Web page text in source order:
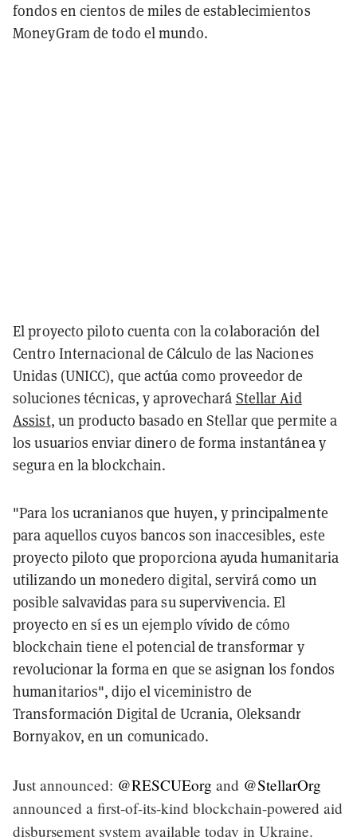
fondos en cientos de miles de establecimientos
MoneyGram de todo el mundo.
El proyecto piloto cuenta con la colaboración del
Centro Internacional de Cálculo de las Naciones
Unidas (UNICC), que actúa como proveedor de
soluciones técnicas, y aprovechará Stellar Aid
Assist, un producto basado en Stellar que permite a
los usuarios enviar dinero de forma instantánea y
segura en la blockchain.
"Para los ucranianos que huyen, y principalmente
para aquellos cuyos bancos son inaccesibles, este
proyecto piloto que proporciona ayuda humanitaria
utilizando un monedero digital, servirá como un
posible salvavidas para su supervivencia. El
proyecto en sí es un ejemplo vívido de cómo
blockchain tiene el potencial de transformar y
revolucionar la forma en que se asignan los fondos
humanitarios", dijo el viceministro de
Transformación Digital de Ucrania, Oleksandr
Bornyakov, en un comunicado.
Just announced: @RESCUEorg and @StellarOrg
announced a first-of-its-kind blockchain-powered aid
disbursement system available today in Ukraine.